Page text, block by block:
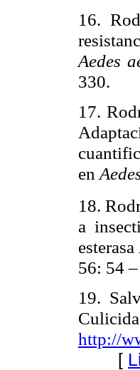
16.
Aedes
330.
17.
en
18.
a
56: 54
19.
http://
[